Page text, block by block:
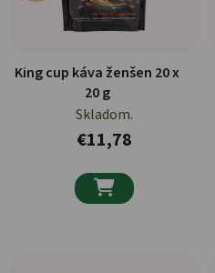
King cup káva ženšen 20 x
20 g
Skladom.
€11,78
